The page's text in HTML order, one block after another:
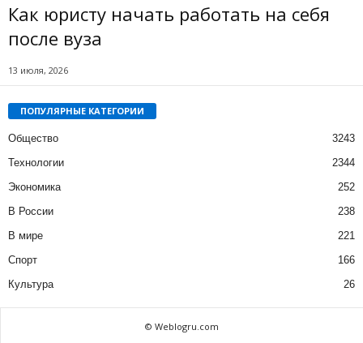
Как юристу начать работать на себя
после вуза
13 июля, 2026
ПОПУЛЯРНЫЕ КАТЕГОРИИ
Общество
3243
Технологии
2344
Экономика
252
В России
238
В мире
221
Спорт
166
Культура
26
© Weblogru.com